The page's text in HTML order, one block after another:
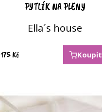
PYTLÍK NA PLENY
Ella´s house
175Kč Koupit